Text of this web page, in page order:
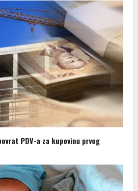
PDV-a za kupovinu prvog